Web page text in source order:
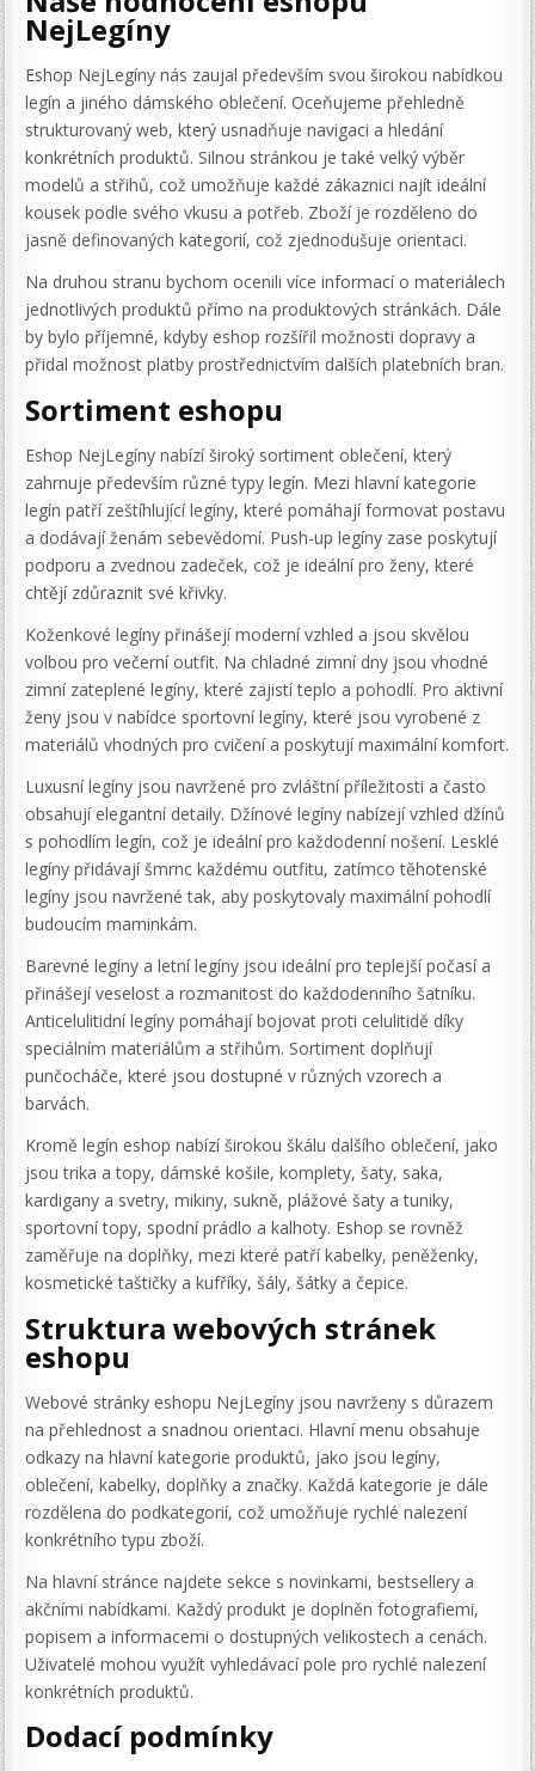
NejLegíny
Eshop NejLegíny nás zaujal především svou širokou nabídkou
legín a jiného dámského oblečení. Oceňujeme přehledně
strukturovaný web, který usnadňuje navigaci a hledání
konkrétních produktů. Silnou stránkou je také velký výběr
modelů a střihů, což umožňuje každé zákaznici najít ideální
kousek podle svého vkusu a potřeb. Zboží je rozděleno do
jasně definovaných kategorií, což zjednodušuje orientaci.
Na druhou stranu bychom ocenili více informací o materiálech
jednotlivých produktů přímo na produktových stránkách. Dále
by bylo příjemné, kdyby eshop rozšířil možnosti dopravy a
přidal možnost platby prostřednictvím dalších platebních bran.
Sortiment eshopu
Eshop NejLegíny nabízí široký sortiment oblečení, který
zahrnuje především různé typy legín. Mezi hlavní kategorie
legín patří zeštíhlující legíny, které pomáhají formovat postavu
a dodávají ženám sebevědomí. Push-up legíny zase poskytují
podporu a zvednou zadeček, což je ideální pro ženy, které
chtějí zdůraznit své křivky.
Koženkové legíny přinášejí moderní vzhled a jsou skvělou
volbou pro večerní outfit. Na chladné zimní dny jsou vhodné
zimní zateplené legíny, které zajistí teplo a pohodlí. Pro aktivní
ženy jsou v nabídce sportovní legíny, které jsou vyrobené z
materiálů vhodných pro cvičení a poskytují maximální komfort.
Luxusní legíny jsou navržené pro zvláštní příležitosti a často
obsahují elegantní detaily. Džínové legíny nabízejí vzhled džínů
s pohodlím legín, což je ideální pro každodenní nošení. Lesklé
legíny přidávají šmrnc každému outfitu, zatímco těhotenské
legíny jsou navržené tak, aby poskytovaly maximální pohodlí
budoucím maminkám.
Barevné legíny a letní legíny jsou ideální pro teplejší počasí a
přinášejí veselost a rozmanitost do každodenního šatníku.
Anticelulitidní legíny pomáhají bojovat proti celulitidě díky
speciálním materiálům a střihům. Sortiment doplňují
punčocháče, které jsou dostupné v různých vzorech a
barvách.
Kromě legín eshop nabízí širokou škálu dalšího oblečení, jako
jsou trika a topy, dámské košile, komplety, šaty, saka,
kardigany a svetry, mikiny, sukně, plážové šaty a tuniky,
sportovní topy, spodní prádlo a kalhoty. Eshop se rovněž
zaměřuje na doplňky, mezi které patří kabelky, peněženky,
kosmetické taštičky a kufříky, šály, šátky a čepice.
Struktura webových stránek
eshopu
Webové stránky eshopu NejLegíny jsou navrženy s důrazem
na přehlednost a snadnou orientaci. Hlavní menu obsahuje
odkazy na hlavní kategorie produktů, jako jsou legíny,
oblečení, kabelky, doplňky a značky. Každá kategorie je dále
rozdělena do podkategorií, což umožňuje rychlé nalezení
konkrétního typu zboží.
Na hlavní stránce najdete sekce s novinkami, bestsellery a
akčními nabídkami. Každý produkt je doplněn fotografiemi,
popisem a informacemi o dostupných velikostech a cenách.
Uživatelé mohou využít vyhledávací pole pro rychlé nalezení
konkrétních produktů.
Dodací podmínky